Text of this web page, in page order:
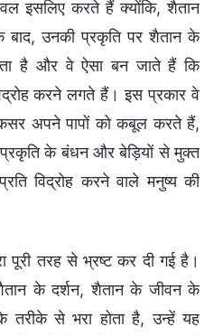
इसलिए करते हैं क्योंकि, शैतान
बाद, उनकी प्रकृति पर शैतान के
है और वे ऐसा बन जाते हैं कि
करने लगते हैं। इस प्रकार वे
अपने पापों को कबूल करते हैं,
प्रकृति के बंधन और बेड़ियों से मुक्त
विद्रोह करने वाले मनुष्य की
पूरी तरह से भ्रष्ट कर दी गई है।
के दर्शन, शैतान के जीवन के
से भरा होता है, उन्हें यह